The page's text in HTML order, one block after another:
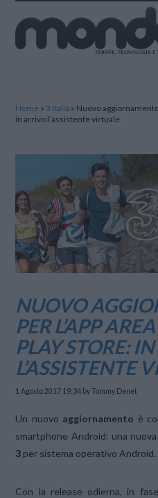
Home »3 Italia » Nuovo
in arrivo l’assistente virtuale
NUOVO
PER L’APP
PLAY STORE:
L’ASSISTENTE
1 Agosto 2017 19:34 by Tommy Denet
Un nuovo aggiornamento è
smartphone Android: una nuova
3 per sistema operativo Android.
Con la release odierna, in